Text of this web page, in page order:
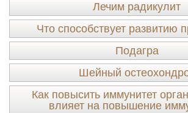
Лечим радикулит
Что способствует развитию
Подагра
Шейный
Как повысить иммунитет
влияет на повышение